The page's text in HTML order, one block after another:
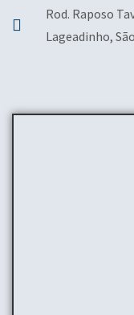
Rod. Raposo
Lageadinho,